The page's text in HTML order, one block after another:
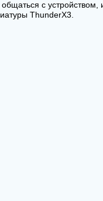
с
ThunderX3.